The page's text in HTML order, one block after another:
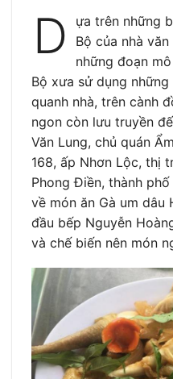
D
ựa trên những
Bộ của nhà
những đoạn
Bộ xưa sử dụng
quanh nhà, trên cành
ngon còn lưu truyền
Văn Lung, chủ quán
168, ấp Nhơn Lộc, thị
Phong Điền, thành
về món ăn Gà um dâu
đầu bếp Nguyễn
và chế biến nên món